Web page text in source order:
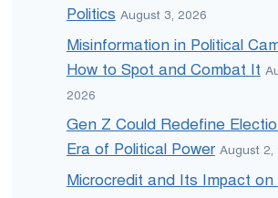
Politics August 3, 2026
Misinformation in Political
How to Spot and Combat It
2026
Gen Z Could Redefine
Era of Political Power August 2,
Microcredit and Its Impact on